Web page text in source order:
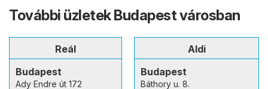
További üzletek Budapest városban
Reál
Budapest
Ady Endre út 172
Aldi
Budapest
Báthory u. 8.